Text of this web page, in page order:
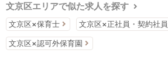
文京区エリアで似た求人を探す
文京区×保育士 文京区×正社員・契約社員
文京区×認可外保育園